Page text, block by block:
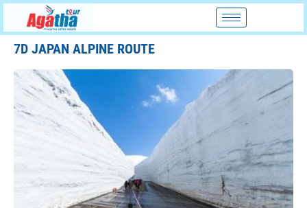
7D JAPAN ALPINE ROUTE